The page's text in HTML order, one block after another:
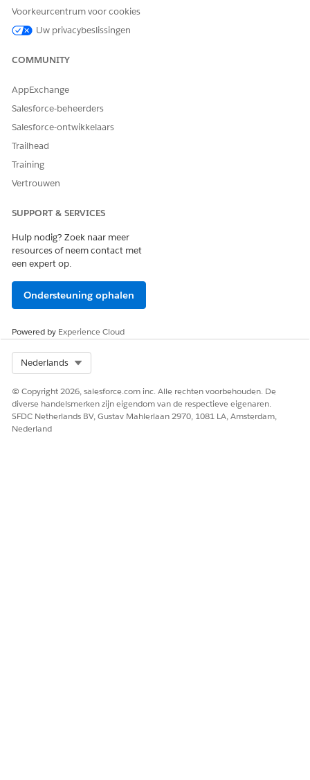
selecteer vervolgensStromen
Open de stroom Voorbeeld van planbare
Geef in het knooppunt Start de datum, tijd en frequentie
Dubbelklik op het knooppunt Gegevensverwerkingstaak
uitvoeren om deze te openen.
Categorie.
gegevensverwerkingsengine die u wilt uitvoeren.
Geef de juiste waarden op voor de invoervariabelen.
Klik opGereed.
Sla uw wijzigingen op en activeer de stroom vervolgens.
De stroom wordt uitgevoerd volgens de ingestelde
planning.
Voorkeurcentrum voor cookies
Uw privacybeslissingen
COMMUNITY
AppExchange
Salesforce-beheerders
Salesforce-ontwikkelaars
Trailhead
Training
Vertrouwen
SUPPORT & SERVICES
Hulp nodig? Zoek naar meer
resources of neem contact met
een expert op.
Ondersteuning ophalen
Powered by Experience Cloud
Nederlands
© Copyright 2026, salesforce.com inc. Alle rechten voorbehouden. De
diverse handelsmerken zijn eigendom van de respectieve eigenaren.
SFDC Netherlands BV, Gustav Mahlerlaan 2970, 1081 LA, Amsterdam,
Nederland